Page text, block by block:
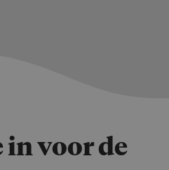
in voor de